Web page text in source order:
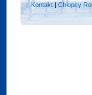
Kontakt| Chlopcy